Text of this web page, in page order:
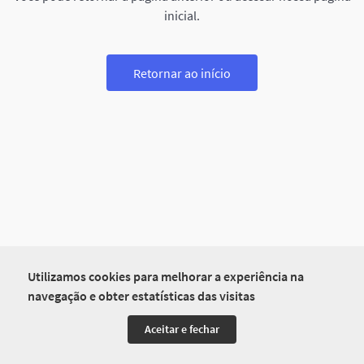
Utilizamos cookies para melhorar a experiência na
navegação e obter estatísticas das visitas
Aceitar e fechar
inicial.
Retornar ao início